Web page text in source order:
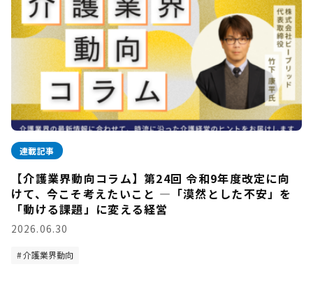
連載記事
【介護業界動向コラム】第24回 令和9年度改定に向
けて、今こそ考えたいこと —「漠然とした不安」を
「動ける課題」に変える経営
2026.06.30
介護業界動向